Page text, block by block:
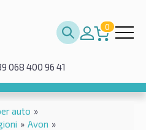
0
068 400 96 41
auto »
» Avon »